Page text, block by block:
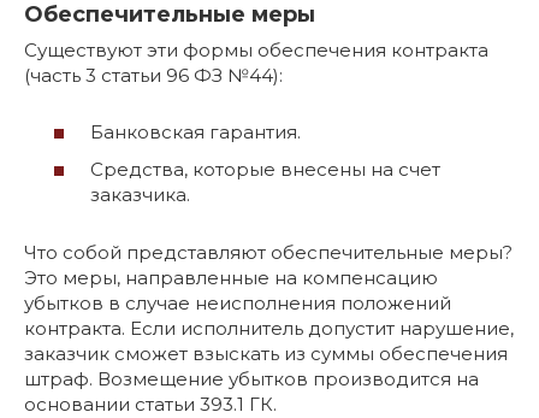
Обеспечительные меры
Существуют эти формы обеспечения контракта
(часть 3 статьи 96 ФЗ №44):
Банковская гарантия.
Средства, которые внесены на счет
заказчика.
Что собой представляют обеспечительные меры?
Это меры, направленные на компенсацию
убытков в случае неисполнения положений
контракта. Если исполнитель допустит нарушение,
заказчик сможет взыскать из суммы обеспечения
штраф. Возмещение убытков производится на
основании статьи 393.1 ГК.